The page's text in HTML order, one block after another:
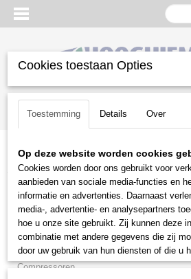
Inloggen Registreren
Home >Diversen>Onderdelen>
Diversen
Aggregaten
Brandstoffen
Compressoren
Cookies toestaan Opties
Toestemming Details Over
Op deze website worden cookies
Cookies worden door ons gebruikt voor
aanbieden van sociale media-functies en
informatie en advertenties. Daarnaast
media-, advertentie- en analysepartners
hoe u onze site gebruikt. Zij kunnen deze
combinatie met andere gegevens die zij
door uw gebruik van hun diensten of die u